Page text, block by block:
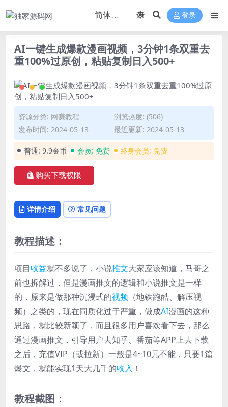
登录
AI一键生成爆款漫画视频，3分钟1条双重去
重100%过原创，粘贴复制日入500+
资源分类: 网赚教程
浏览热度: (506)
发布时间: 2024-05-13
最近更新: 2024-05-13
普通: 9.9金币 会员: 免费 终身会员: 免费
购买下载权限
详情介绍 常见问题
教程描述：
项目收益就不多说了，小说推文大家应该知道，马哥之
前也拆解过，但是漫画推文的逻辑和小说推文是一样
的，原来是做那种沉浸式的视频 （地铁跑酷、解压视
频）之类的，现在同质化过于严重，做成AI漫画的这种
思路，就比较新颖了，而且很多用户喜欢看下去，那么
通过漫画推文，引导用户去知乎、番茄等APP上去下载
之后，充值VIP（或拉新）一般是4~10元不能，只要1篇
爆文，就能实现1天大几千的收入 ！
教程截图：